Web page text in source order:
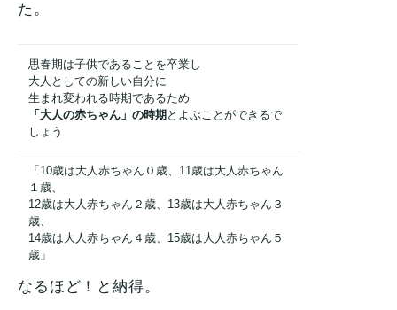
た。
思春期は子供であることを卒業し
大人としての新しい自分に
生まれ変われる時期であるため
「大人の赤ちゃん」の時期 とよぶことができるで
しょう
「10歳は大人赤ちゃん０歳、11歳は大人赤ちゃん
１歳、
12歳は大人赤ちゃん２歳、13歳は大人赤ちゃん３
歳、
14歳は大人赤ちゃん４歳、15歳は大人赤ちゃん５
歳」
なるほど！と納得。